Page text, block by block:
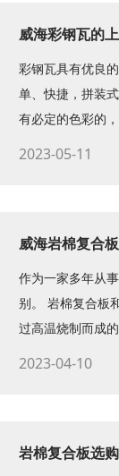
威海彩钢瓦的
彩钢瓦具有优良
单、快捷，拼装
有必定的色彩的
2023-05-11
威海岩棉复合
作为一家多年从
别。 岩棉复合板
过高温烧制而成
2023-04-10
岩棉复合板选